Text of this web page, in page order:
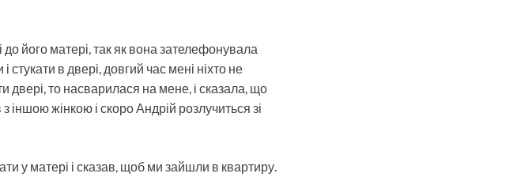
до його матері, так як вона зателефонувала
стукати в двері, довгий час мені ніхто не
двері, то насварилася на мене, і сказала, що
іншою жінкою і скоро Андрій розлучиться зі
у матері і сказав, щоб ми зайшли в квартиру.